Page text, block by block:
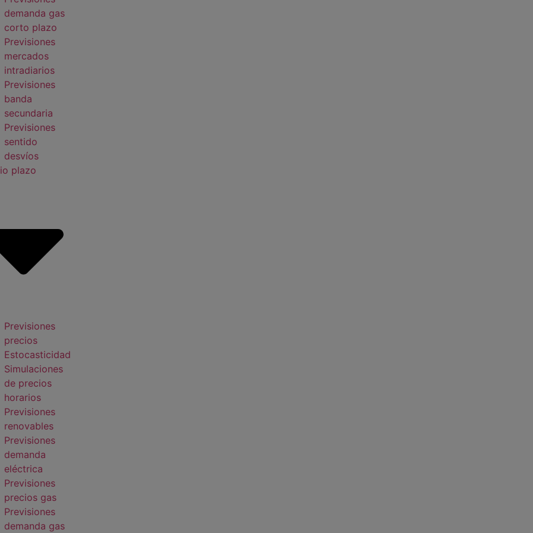
demanda gas
corto plazo
Previsiones
mercados
intradiarios
Previsiones
banda
secundaria
Previsiones
sentido
desvíos
plazo
Previsiones
precios
Estocasticidad
Simulaciones
de precios
horarios
Previsiones
renovables
Previsiones
demanda
eléctrica
Previsiones
precios gas
Previsiones
demanda gas